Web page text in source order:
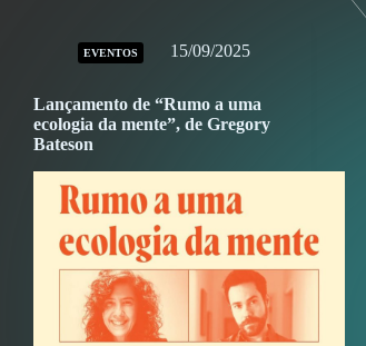
EVENTOS 15/09/2025
Lançamento de “Rumo a uma
ecologia da mente”, de Gregory
Bateson